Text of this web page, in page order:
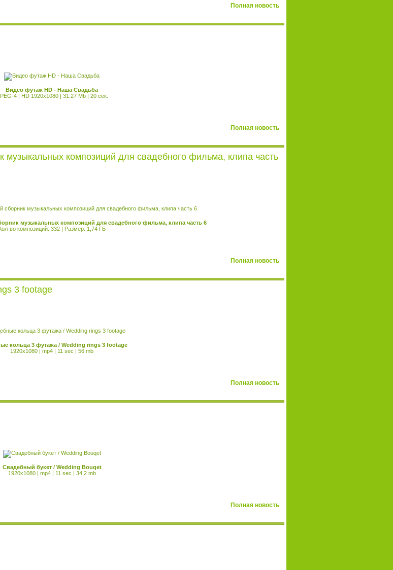
Полная новость
Видео футаж HD - Наша Свадьба
4 | HD 1920x1080 | 31.27 Mb | 20 сек.
Полная новость
композиций для свадебного фильма, клипа часть
музыкальных композиций для свадебного фильма, клипа часть 6
во композиций: 332 | Размер: 1,74 ГБ
Полная новость
3 footage
кольца 3 футажа / Wedding rings 3 footage
1920x1080 | mp4 | 11 sec | 56 mb
Полная новость
Свадебный букет / Wedding Bouqet
1920x1080 | mp4 | 11 sec | 34,2 mb
Полная новость